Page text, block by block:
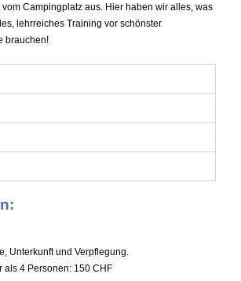
Campingplatz aus. Hier haben wir alles, was
lehrreiches Training vor schönster
brauchen!
Unterkunft und Verpflegung.
als 4 Personen: 150 CHF